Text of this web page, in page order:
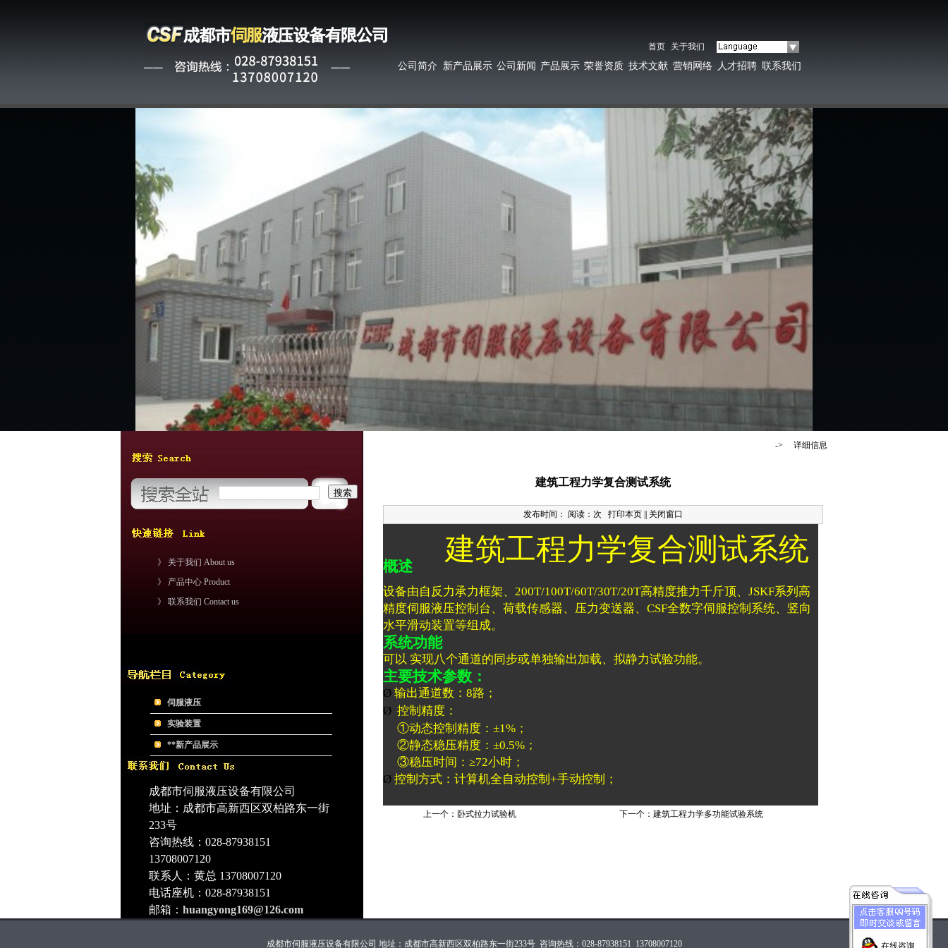
首页 关于我们
公司简介 新产品展示 公司新闻 产品展示 荣誉资质 技术文献 营销网络 人才招聘 联系我们
》 关于我们 About us
》 产品中心 Product
》 联系我们 Contact us
伺服液压
实验装置
**新产品展示
成都市伺服液压设备有限公司
地址：成都市高新西区双柏路东一街
233号
咨询热线：028-87938151
13708007120
联系人：黄总 13708007120
电话座机：028-87938151
邮箱： huangyong169@126.com
-> 详细信息
建筑工程力学复合测试系统
发布时间： 阅读： 次 打印本页|| 关闭窗口
建筑工程力学复合测试系统
概述
设备由自反力承力框架、 200T/100T/60T/30T/20T高精度推力千斤顶、 JSKF系列高
精度伺服液压控制台、荷载传感器、压力变送器、 CSF全数字伺服控制系统、竖向
水平滑动装置等组成。
系统功能
可以 实现八个通道的同步或单独输出加载、拟静力试验功能。
主要技术参数：
Ø 输出通道数： 8路；
Ø 控制精度：
①动态控制精度： ±1%；
②静态稳压精度： ±0.5%；
③稳压时间：≥72小时；
Ø 控制方式：计算机全自动控制 +手动控制；
上一个： 卧式拉力试验机 下一个： 建筑工程力学多功能试验系统
成都市伺服液压设备有限公司 地址：成都市高新西区双柏路东一街233号 咨询热线：028-87938151 13708007120 在线咨询